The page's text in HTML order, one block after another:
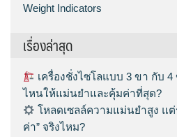
Weight Indicators
เรื่องล่าสุด
เครื่องชั่งไซโลแบบ 3 ขา กับ
ไหนให้แม่นยำและคุ้มค่าที่สุด?
โหลดเซลล์ความแม่นยำสูง แ
ค่า” จริงไหม?